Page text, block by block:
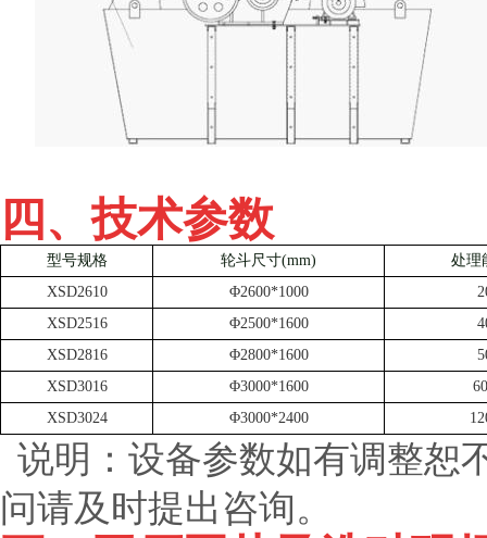
四、技术参数
型号规格 轮斗尺寸(mm)
处理
XSD2610
Φ2600*1000
XSD2516
Φ2500*1600
XSD2816
Φ2800*1600
XSD3016
Φ3000*1600
XSD3024
Φ3000*2400
说明：设备参数如有调整恕
问请及时提出咨询。